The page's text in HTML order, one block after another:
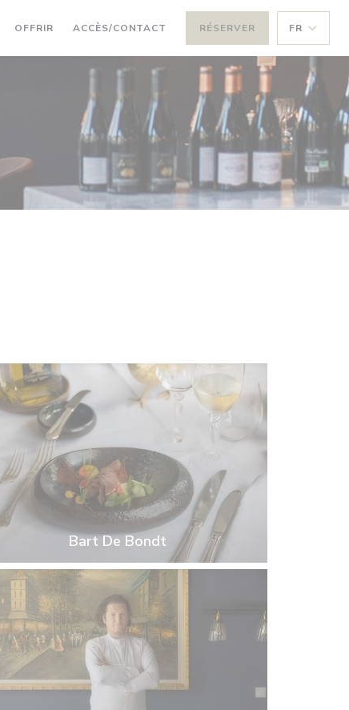
((OUVRE UNE NOUVELLE FENÊTRE))
OFFRIR((OUVRE UNE NOUVELLE FENÊTRE))
ACCÈS/CONTACT RÉSERVER FR
Bart De Bondt